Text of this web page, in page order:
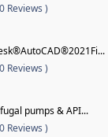
Reviews )
Reviews )
pumps & API...
Reviews )